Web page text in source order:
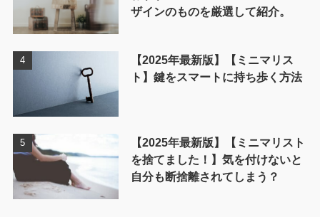
ザインのものを厳選して紹介。
【2025年最新版】【ミニマリス
ト】鍵をスマートに持ち歩く方法
【2025年最新版】【ミニマリスト
を捨てました！】気を付けないと
自分も断捨離されてしまう？